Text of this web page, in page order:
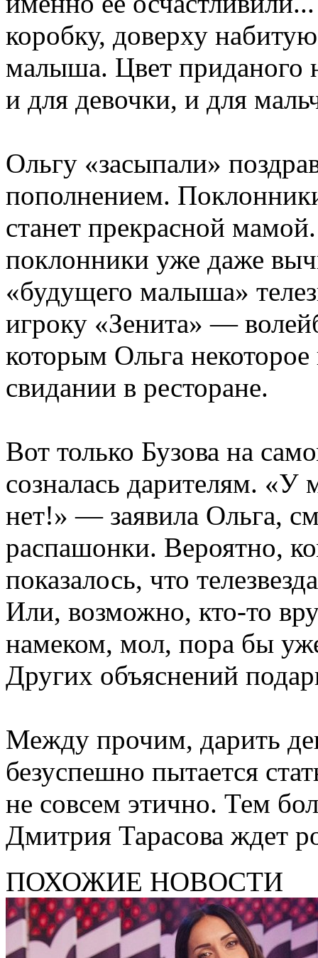
коробку, доверху
малыша. Цвет приданого
и для девочки, и для
Ольгу «засыпали»
пополнением.
станет прекрасной
поклонники уже даже
«будущего малыша»
игроку «Зенита» —
которым Ольга
свидании в ресторане.
Вот только Бузова на
созналась дарителям.
нет!» — заявила Ольга,
распашонки. Вероятно,
показалось, что
Или, возможно, кто-то
намеком, мол, пора бы
Других объяснений
Между прочим, дарить
безуспешно пытается
не совсем этично. Тем
Дмитрия Тарасова ждет
ПОХОЖИЕ НОВОСТИ